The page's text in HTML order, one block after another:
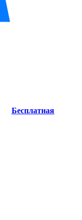
Бесплатная